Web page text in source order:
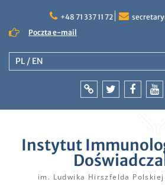
content
+48 71 337 11 72
Poczta e-mail
PL / EN
Instytut
im. Ludwika Hirszfelda